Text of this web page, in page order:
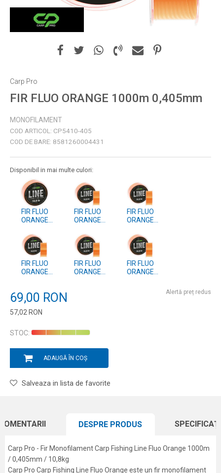
Carp Pro
FIR FLUO ORANGE 1000m 0,405mm
MONOFILAMENT
COD ARTICOL: CP5410-405
COD DE BARE: 8581260004431
Disponibil in mai multe culori:
FIR FLUO
ORANGE
0,261mm
FIR FLUO
ORANGE
0,405mm
FIR FLUO
ORANGE
0,37mm
FIR FLUO
ORANGE
FIR FLUO
ORANGE
FIR FLUO
ORANGE
69,00 RON
57,02 RON
Alertă preț redus
STOC:
ADAUGĂ ÎN COȘ
Salveaza in lista de favorite
DESPRE PRODUS
Carp Pro - Fir Monofilament Carp Fishing Line Fluo Orange 1000m
/ 0,405mm / 10,8kg
Carp Pro Carp Fishing Line Fluo Orange este un fir monofilament